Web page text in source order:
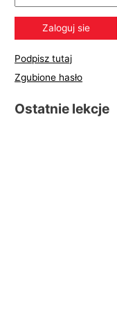
Podpisz tutaj
Zgubione hasło
Ostatnie lekcje